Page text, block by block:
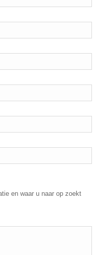
en waar u naar op zoekt